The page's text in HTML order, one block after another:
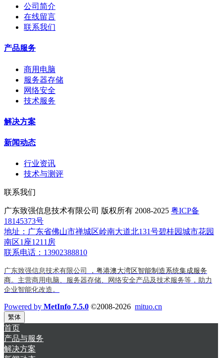
公司简介
在线留言
联系我们
产品服务
商用电脑
服务器存储
网络安全
技术服务
解决方案
新闻动态
行业资讯
技术与测评
联系我们
广东致强信息技术有限公司 版权所有 2008-2025 粤ICP备
18145373号
地址：广东省佛山市禅城区岭南大道北131号碧桂园城市花园
南区1座1211房
联系电话：13902388810
广东致强信息技术有限公司 ， 粤港澳大湾区智能制造系统集成服务
商。主营商用电脑、服务器存储、网络安全产品及技术服务等，助力
企业智能化改造。
Powered by MetInfo 7.5.0 ©2008-2026 mituo.cn
繁体
首页
产品与服务
解决方案